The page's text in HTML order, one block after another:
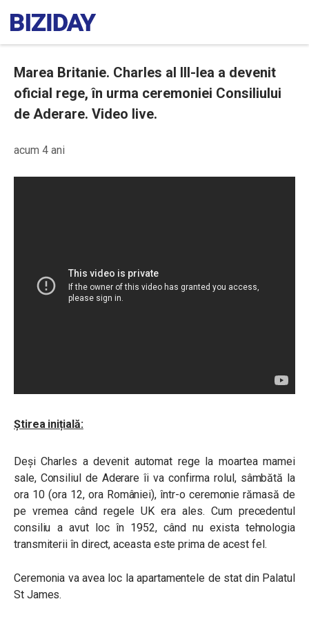
Marea Britanie. Charles al III-lea a devenit
oficial rege, în urma ceremoniei Consiliului
de Aderare. Video live.
acum 4 ani
Știrea inițială:
Deși Charles a devenit automat rege la moartea mamei
sale, Consiliul de Aderare îi va confirma rolul, sâmbătă la
ora 10 (ora 12, ora României), într-o ceremonie rămasă de
pe vremea când regele UK era ales. Cum precedentul
consiliu a avut loc în 1952, când nu exista tehnologia
transmiterii în direct, aceasta este prima de acest fel.
Ceremonia va avea loc la apartamentele de stat din Palatul
St James.